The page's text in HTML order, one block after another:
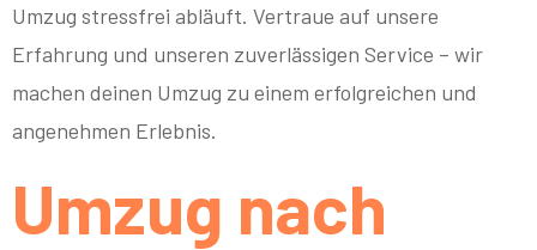
Umzug stressfrei abläuft. Vertraue auf unsere
Erfahrung und unseren zuverlässigen Service – wir
machen deinen Umzug zu einem erfolgreichen und
angenehmen Erlebnis.
Umzug nach